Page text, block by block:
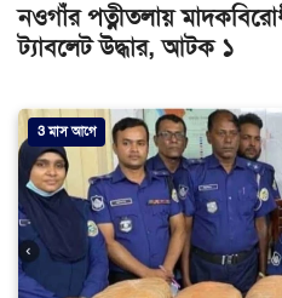
নওগাঁর পত্নীতলায়
ট্যাবলেট উদ্ধার, আটক ১
3 মাস আগে